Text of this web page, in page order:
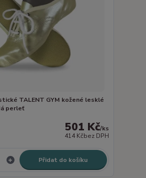
TALENT GYM kožené lesklé
perleť
501 Kč/ks
414 Kčbez DPH
Přidat do košíku